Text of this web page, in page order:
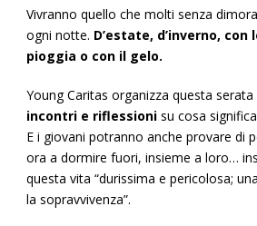
Vivranno quello che molti senza
ogni notte. D’estate, d’inverno, con
pioggia o con il gelo.
Young Caritas organizza questa serata
incontri e riflessioni su cosa
E i giovani potranno anche provare di
ora a dormire fuori, insieme a loro…
questa vita “durissima e pericolosa;
la sopravvivenza”.